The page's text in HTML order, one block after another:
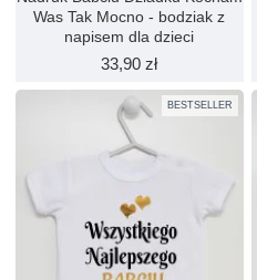
Was Tak Mocno - bodziak z
napisem dla dzieci
33,90 zł
BESTSELLER